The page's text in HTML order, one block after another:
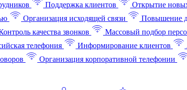
Поддержка клиентов Открытие
Организация исходящей связи Повышение
качества звонков Массовый подбор
телефония Информирование клиентов
Организация корпоративной телефонии